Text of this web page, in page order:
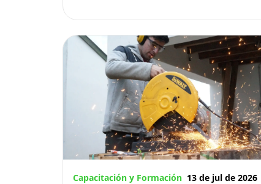
Capacitación y Formación 13 de jul de 2026